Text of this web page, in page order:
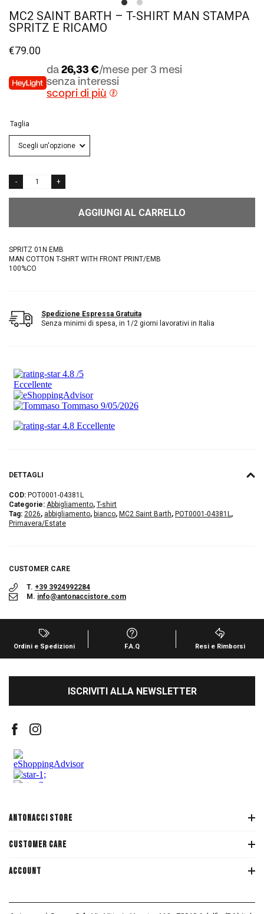
MC2 SAINT BARTH – T-SHIRT MAN STAMPA
SPRITZ E RICAMO
€79.00
da 26,33 €/mese per 3 mesi
senza interessi
scopri di più
Taglia
AGGIUNGI AL CARRELLO
SPRITZ 01N EMB
MAN COTTON T-SHRT WITH FRONT PRINT/EMB
100%CO
Spedizione Espressa Gratuita
Senza minimi di spesa, in 1/2 giorni lavorativi in Italia
DETTAGLI
COD: POT0001-04381L
Categorie: Abbigliamento, T-shirt
Tag: 2026, abbigliamento, bianco, MC2 Saint Barth, POT0001-04381L,
Primavera/Estate
CUSTOMER CARE
T. +39 3924992284
M. info@antonaccistore.com
Ordini e Spedizioni F.A.Q Resi e Rimborsi
ISCRIVITI ALLA NEWSLETTER
ANTONACCI STORE
CUSTOMER CARE
ACCOUNT